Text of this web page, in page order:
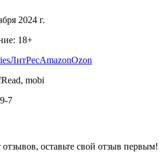
2024 г.
18+
ЛитРесAmazonOzon
mobi
7
оставьте свой отзыв первым!